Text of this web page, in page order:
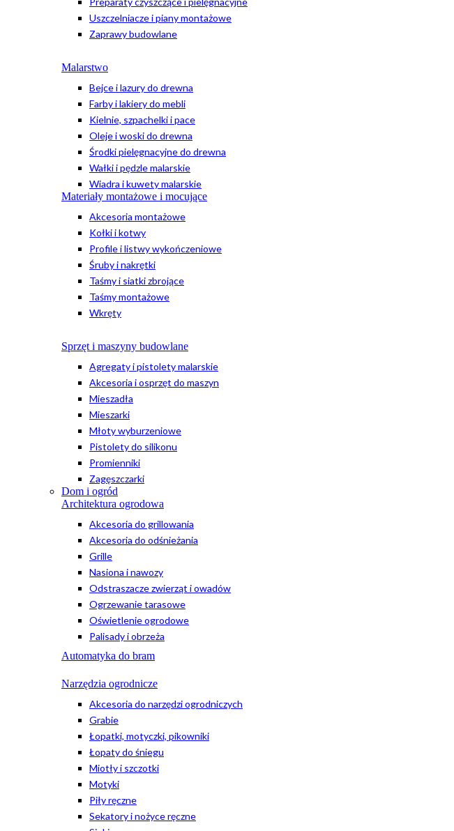
Uszczelniacze i piany montażowe
Zaprawy budowlane
Malarstwo
Bejce i lazury do drewna
Farby i lakiery do mebli
Kielnie, szpachelki i pace
Oleje i woski do drewna
Środki pielęgnacyjne do drewna
Wałki i pędzle malarskie
Wiadra i kuwety malarskie
Materiały montażowe i mocujące
Akcesoria montażowe
Kołki i kotwy
Profile i listwy wykończeniowe
Śruby i nakrętki
Taśmy i siatki zbrojące
Taśmy montażowe
Wkręty
Sprzęt i maszyny budowlane
Agregaty i pistolety malarskie
Akcesoria i osprzęt do maszyn
Mieszadła
Mieszarki
Młoty wyburzeniowe
Pistolety do silikonu
Promienniki
Zagęszczarki
Dom i ogród
Architektura ogrodowa
Akcesoria do grillowania
Akcesoria do odśnieżania
Grille
Nasiona i nawozy
Odstraszacze zwierząt i owadów
Ogrzewanie tarasowe
Oświetlenie ogrodowe
Palisady i obrzeża
Automatyka do bram
Narzędzia ogrodnicze
Akcesoria do narzędzi ogrodniczych
Grabie
Łopatki, motyczki, pikowniki
Łopaty do śniegu
Miotły i szczotki
Motyki
Piły ręczne
Sekatory i nożyce ręczne